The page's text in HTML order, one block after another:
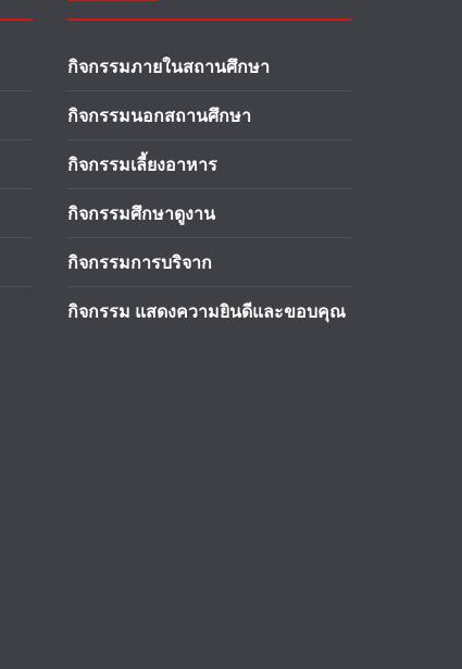
กิจกรรมภายในสถานศึกษา
กิจกรรมนอกสถานศึกษา
กิจกรรมเลี้ยงอาหาร
กิจกรรมศึกษาดูงาน
กิจกรรมการบริจาก
กิจกรรม แสดงความยินดีและขอบคุณ